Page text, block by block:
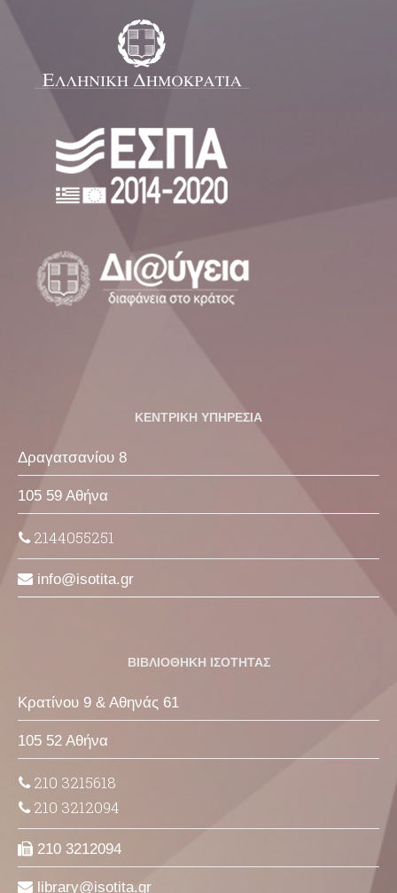
ΚΕΝΤΡΙΚΗ ΥΠΗΡΕΣΙΑ
Δραγατσανίου 8
105 59 Αθήνα
2144055251
info isotita gr
ΒΙΒΛΙΟΘΗΚΗ ΙΣΟΤΗΤΑΣ
Κρατίνου 9 & Αθηνάς 61
105 52 Αθήνα
210 3215618
210 3212094
210 3212094
library isotita gr